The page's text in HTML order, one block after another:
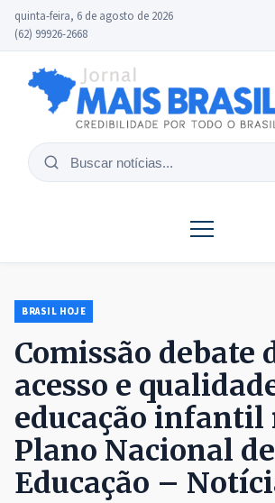
quinta-feira, 6 de agosto de 2026
(62) 99926-2668
Buscar
BRASIL HOJE
Comissão debate
acesso e
educação infantil
Plano Nacional de
Educação –